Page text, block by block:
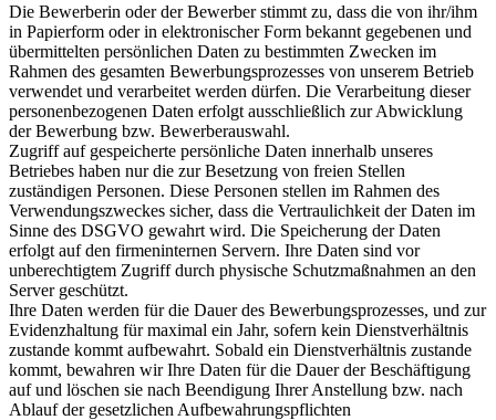
Die Bewerberin oder der Bewerber stimmt zu, dass die von ihr/ihm
in Papierform oder in elektronischer Form bekannt gegebenen und
übermittelten persönlichen Daten zu bestimmten Zwecken im
Rahmen des gesamten Bewerbungsprozesses von unserem Betrieb
verwendet und verarbeitet werden dürfen. Die Verarbeitung dieser
personenbezogenen Daten erfolgt ausschließlich zur Abwicklung
der Bewerbung bzw. Bewerberauswahl.
Zugriff auf gespeicherte persönliche Daten innerhalb unseres
Betriebes haben nur die zur Besetzung von freien Stellen
zuständigen Personen. Diese Personen stellen im Rahmen des
Verwendungszweckes sicher, dass die Vertraulichkeit der Daten im
Sinne des DSGVO gewahrt wird. Die Speicherung der Daten
erfolgt auf den firmeninternen Servern. Ihre Daten sind vor
unberechtigtem Zugriff durch physische Schutzmaßnahmen an den
Server geschützt.
Ihre Daten werden für die Dauer des Bewerbungsprozesses, und zur
Evidenzhaltung für maximal ein Jahr, sofern kein Dienstverhältnis
zustande kommt aufbewahrt. Sobald ein Dienstverhältnis zustande
kommt, bewahren wir Ihre Daten für die Dauer der Beschäftigung
auf und löschen sie nach Beendigung Ihrer Anstellung bzw. nach
Ablauf der gesetzlichen Aufbewahrungspflichten